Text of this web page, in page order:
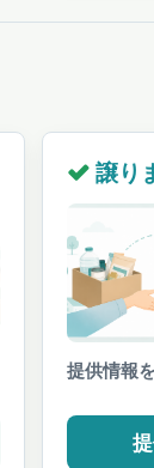
譲り
提供情報